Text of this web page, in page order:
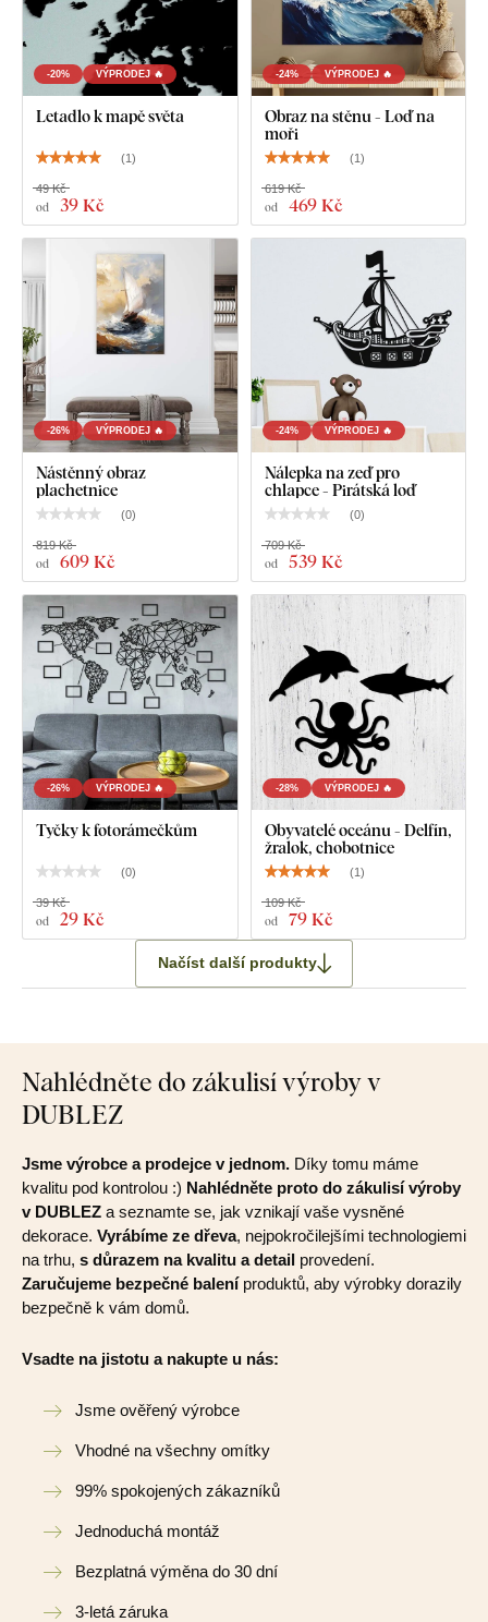
-20% VÝPRODEJ 🔥
Letadlo k mapě světa
(1)
od 39 Kč
49 Kč
-24% VÝPRODEJ 🔥
Obraz na stěnu - Loď na
moři
(1)
od 469 Kč
619 Kč
-26% VÝPRODEJ 🔥
Nástěnný obraz
plachetnice
(0)
od 609 Kč
819 Kč
-24% VÝPRODEJ 🔥
Nálepka na zeď pro
chlapce - Pirátská loď
(0)
od 539 Kč
709 Kč
-26% VÝPRODEJ 🔥
Tyčky k fotorámečkům
(0)
od 29 Kč
39 Kč
-28% VÝPRODEJ 🔥
Obyvatelé oceánu - Delfín,
žralok, chobotnice
(1)
od 79 Kč
109 Kč
Načíst další produkty
Nahlédněte do zákulisí výroby v
DUBLEZ
Jsme výrobce a prodejce v jednom. Díky tomu máme
kvalitu pod kontrolou :) Nahlédněte proto do zákulisí výroby
v DUBLEZ a seznamte se, jak vznikají vaše vysněné
dekorace. Vyrábíme ze dřeva, nejpokročilejšími technologiemi
na trhu, s důrazem na kvalitu a detail provedení.
Zaručujeme bezpečné baleníproduktů, aby výrobky dorazily
bezpečně k vám domů.
Vsadte na jistotu a nakupte u nás:
Jsme ověřený výrobce
Vhodné na všechny omítky
99% spokojených zákazníků
Jednoduchá montáž
Bezplatná výměna do 30 dní
3-letá záruka